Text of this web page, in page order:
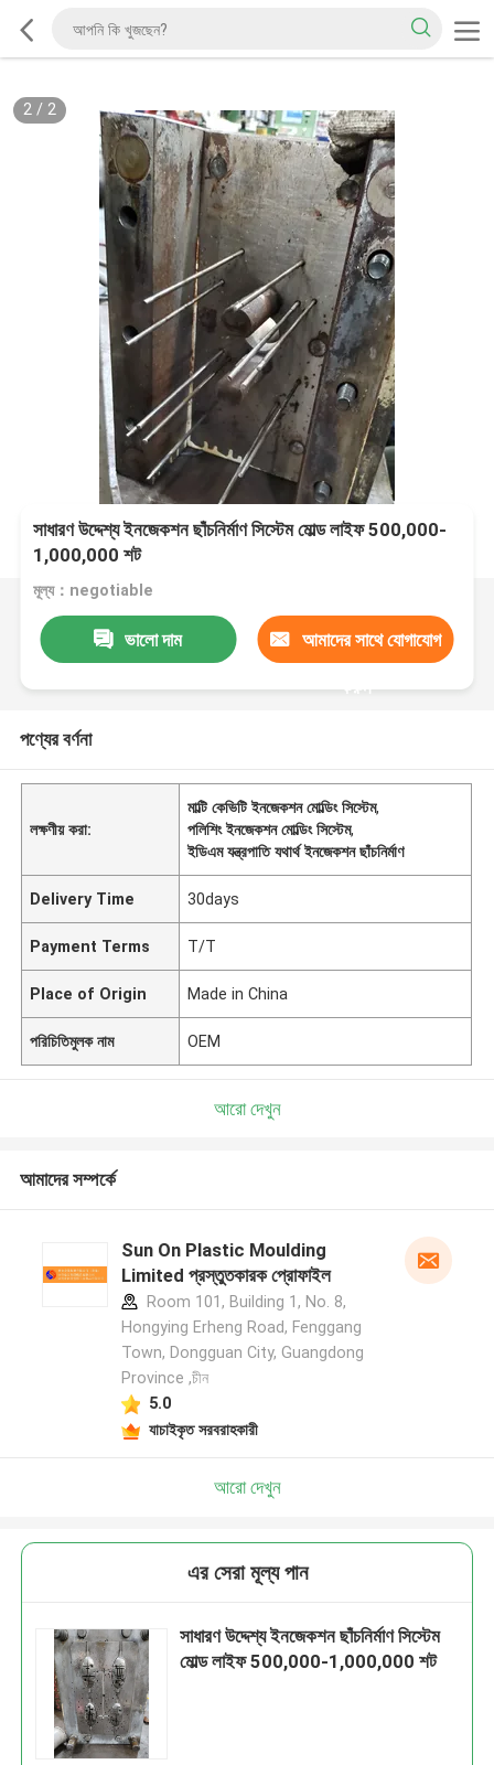
2/ 2
সাধারণ উদ্দেশ্য ইনজেকশন ছাঁচনির্মাণ সিস্টেম মোল্ড লাইফ 500,000-
1,000,000 শট
মূল্য：negotiable
ভালো দাম আমাদের সাথে যোগাযোগ
করুন
পণ্যের বর্ণনা
লক্ষণীয় করা:
মাল্টি কেভিটি ইনজেকশন মোল্ডিং সিস্টেম,
পলিশিং ইনজেকশন মোল্ডিং সিস্টেম,
ইডিএম যন্ত্রপাতি যথার্থ ইনজেকশন ছাঁচনির্মাণ
Delivery Time 30days
Payment Terms T/T
Place of Origin Made in China
পরিচিতিমুলক নাম OEM
আরো দেখুন
আমাদের সম্পর্কে
Sun On Plastic Moulding
Limited প্রস্তুতকারক প্রোফাইল
Room 101, Building 1, No. 8,
Hongying Erheng Road, Fenggang
Town, Dongguan City, Guangdong
Province ,চীন
5.0
যাচাইকৃত সরবরাহকারী
আরো দেখুন
এর সেরা মূল্য পান
সাধারণ উদ্দেশ্য ইনজেকশন ছাঁচনির্মাণ সিস্টেম
মোল্ড লাইফ 500,000-1,000,000 শট